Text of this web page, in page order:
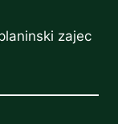
zajec